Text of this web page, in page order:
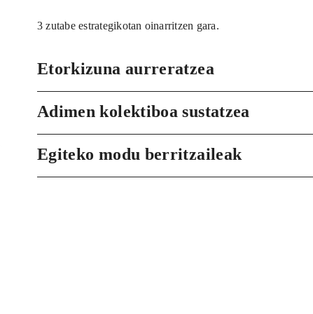
3 zutabe estrategikotan oinarritzen gara.
Etorkizuna aurreratzea
Adimen kolektiboa sustatzea
Egiteko modu berritzaileak